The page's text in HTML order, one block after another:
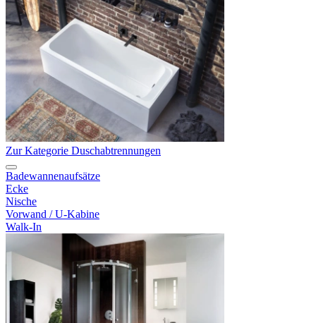
Zur Kategorie Duschabtrennungen
Badewannenaufsätze
Ecke
Nische
Vorwand / U-Kabine
Walk-In